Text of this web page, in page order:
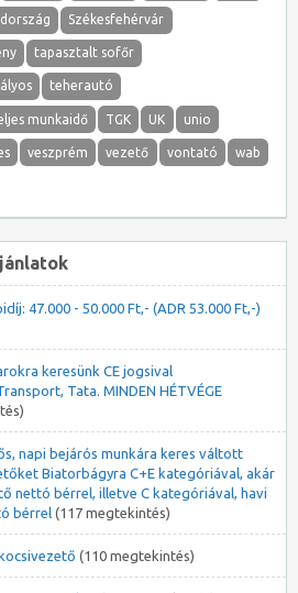
Székesfehérvár
tapasztalt sofőr
teherautó
munkaidő TGK UK unio
veszprém vezető vontató wab
47.000 - 50.000 Ft,- (ADR 53.000 Ft,-)
keresünk CE jogsival
Tata. MINDEN HÉTVÉGE
napi bejárós munkára keres váltott
Biatorbágyra C+E kategóriával, akár
nettó bérrel, illetve C kategóriával, havi
bérrel (117 megtekintés)
(110 megtekintés)